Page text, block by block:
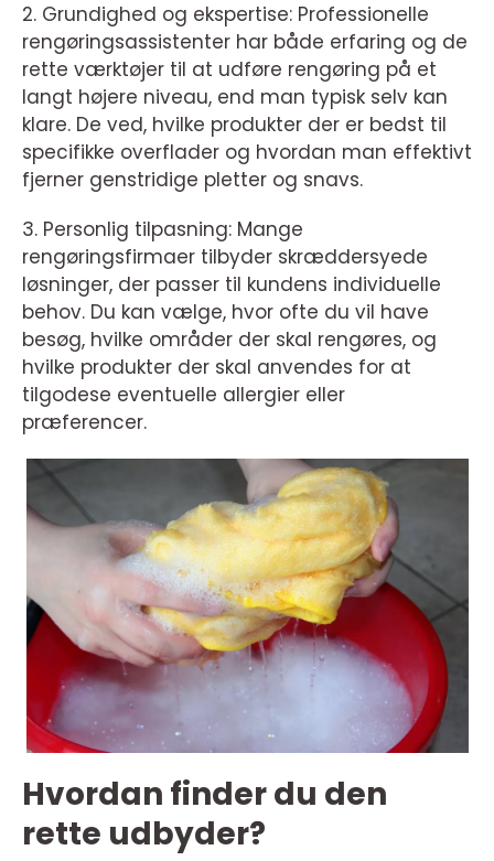
2. Grundighed og ekspertise: Professionelle
rengøringsassistenter har både erfaring og de
rette værktøjer til at udføre rengøring på et
langt højere niveau, end man typisk selv kan
klare. De ved, hvilke produkter der er bedst til
specifikke overflader og hvordan man effektivt
fjerner genstridige pletter og snavs.
3. Personlig tilpasning: Mange
rengøringsfirmaer tilbyder skræddersyede
løsninger, der passer til kundens individuelle
behov. Du kan vælge, hvor ofte du vil have
besøg, hvilke områder der skal rengøres, og
hvilke produkter der skal anvendes for at
tilgodese eventuelle allergier eller
præferencer.
Hvordan finder du den
rette udbyder?